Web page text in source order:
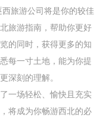
旅游公司将是你的较佳
旅游指南，帮助你更好
的同时，获得更多的知
每一寸土地，能为你提
深刻的理解。
场轻松、愉快且充实
将成为你畅游西北的必